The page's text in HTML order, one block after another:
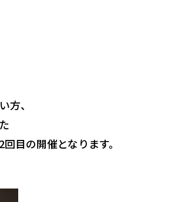
方、
目の開催となります。